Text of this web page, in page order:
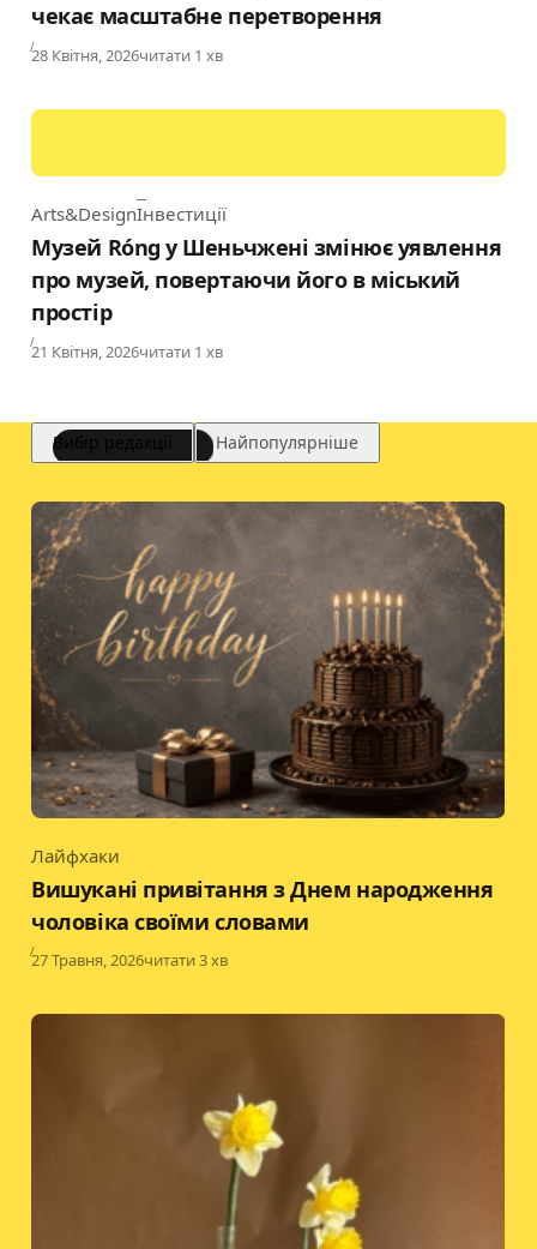
чекає масштабне перетворення
Published
28 Квітня, 2026читати 1 хв
Category
Arts&DesignІнвестиції
Музей Róng у Шеньчжені змінює уявлення
про музей, повертаючи його в міський
простір
Published
21 Квітня, 2026читати 1 хв
Вибір редакції Найпопулярніше
Category
Лайфхаки
Вишукані привітання з Днем народження
чоловіка своїми словами
Published
27 Травня, 2026читати 3 хв